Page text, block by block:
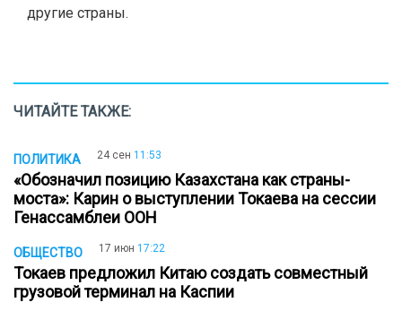
другие страны.
ЧИТАЙТЕ ТАКЖЕ:
ПОЛИТИКА 24 сен 11:53
«Обозначил позицию Казахстана как страны-
моста»: Карин о выступлении Токаева на сессии
Генассамблеи ООН
ОБЩЕСТВО 17 июн 17:22
Токаев предложил Китаю создать совместный
грузовой терминал на Каспии